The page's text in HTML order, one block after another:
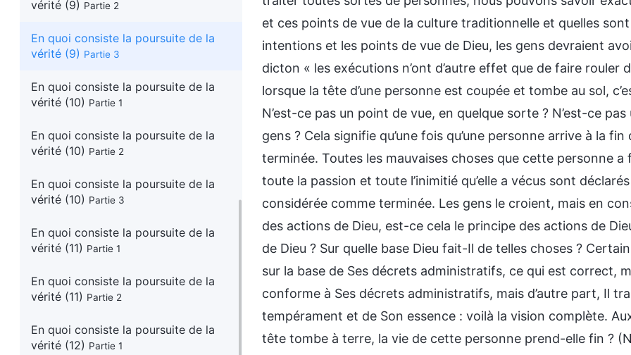
vérité (9) Partie 2
En quoi consiste la poursuite de la
vérité (9) Partie 3
En quoi consiste la poursuite de la
vérité (10) Partie 1
En quoi consiste la poursuite de la
vérité (10) Partie 2
En quoi consiste la poursuite de la
vérité (10) Partie 3
En quoi consiste la poursuite de la
vérité (11) Partie 1
En quoi consiste la poursuite de la
vérité (11) Partie 2
En quoi consiste la poursuite de la
vérité (12) Partie 1
et ces points de vue de la culture traditionnelle et quelles
intentions et les points de vue de Dieu, les gens devraient
dicton « les exécutions n’ont d’autre effet que de faire rouler
lorsque la tête d’une personne est coupée et tombe au sol,
N’est-ce pas un point de vue, en quelque sorte ? N’est-ce
gens ? Cela signifie qu’une fois qu’une personne arrive à la
terminée. Toutes les mauvaises choses que cette personne
toute la passion et toute l’inimitié qu’elle a vécus sont
considérée comme terminée. Les gens le croient, mais en